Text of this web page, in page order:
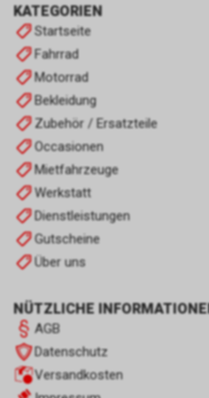
KATEGORIEN
Startseite
Fahrrad
Motorrad
Bekleidung
Zubehör / Ersatzteile
Occasionen
Mietfahrzeuge
Werkstatt
Dienstleistungen
Gutscheine
Über uns
NÜTZLICHE
AGB
Datenschutz
Versandkosten